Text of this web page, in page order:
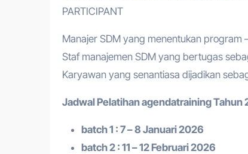
PARTICIPANT
Manajer SDM yang menentukan program
Staf manajemen SDM yang bertugas
Karyawan yang senantiasa dijadikan
Jadwal Pelatihan agendatrainingTahun
batch 1 : 7 – 8 Januari 2026
batch 2 : 11 – 12 Februari 2026